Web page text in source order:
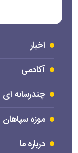
اخبار
آکادمی
چندرسانه ای
موزه سپاهان
درباره ما